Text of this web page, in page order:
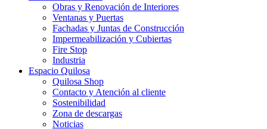
Obras y Renovación de Interiores
Ventanas y Puertas
Fachadas y Juntas de Construcción
Impermeabilización y Cubiertas
Fire Stop
Industria
Espacio Quilosa
Quilosa Shop
Contacto y Atención al cliente
Sostenibilidad
Zona de descargas
Noticias